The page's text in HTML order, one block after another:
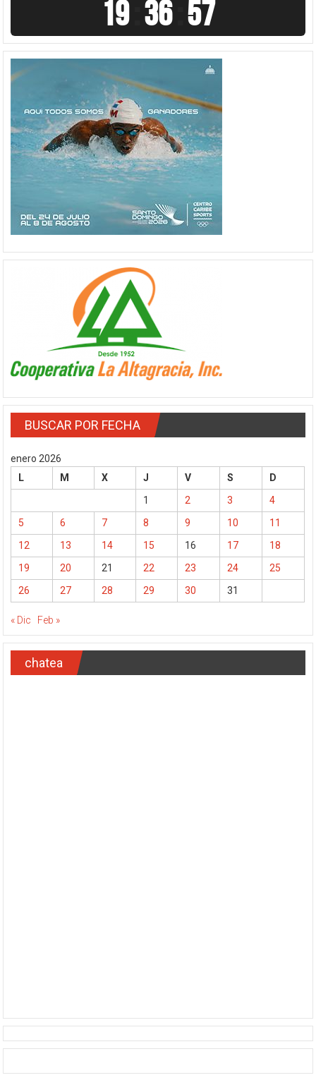
19 36 57
BUSCAR POR FECHA
enero 2026
L
M X J V S
D
1
2 3
4
5
6 7 8 9 10
11
12
13 14 15 16 17
18
19
20 21 22 23 24
25
26
27 28 29 30 31
« Dic Feb »
chatea